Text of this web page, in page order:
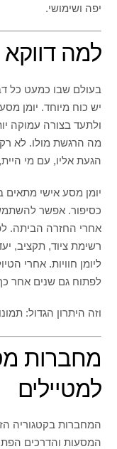
יפה ושימושי.
למה
בעולם שבו כמעט כל
יש כוח מיוחד. יומן
ולתעד בצורה עמוקה
מה הרגשת מולו. לא
הגעת אליו, עם מי
יומן מסע אישי מתאים
כסיפור. אפשר
אחרי החזרה הביתה.
רשימת ציוד, תקציב,
ליומן חוויות. אחרי
לפתוח גם שנים אחר
וזה היתרון הגדול:
מחברות
למטיילים
המחברות בקטגוריה
המסעות והדרכים